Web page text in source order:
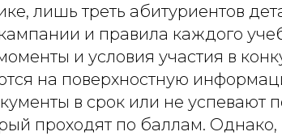
лишь треть абитуриентов
и правила каждого
и условия участия в
на поверхностную
в срок или не успевают
проходят по баллам. Однако,